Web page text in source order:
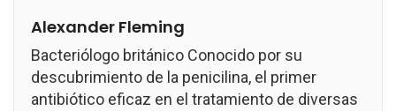
Alexander Fleming
Bacteriólogo británico Conocido por su
descubrimiento de la penicilina, el primer
antibiótico eficaz en el tratamiento de diversas